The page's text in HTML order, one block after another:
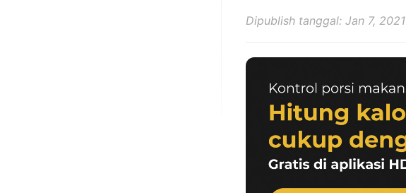
Dipublish tanggal: Jan 7, 2021